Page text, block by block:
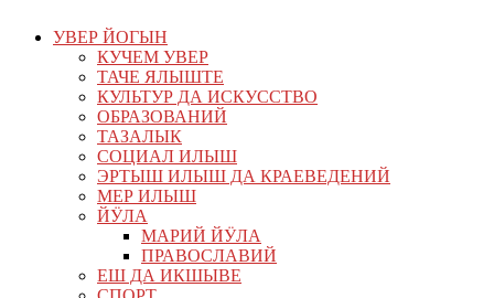
УВЕР ЙОГЫН
КУЧЕМ УВЕР
ТАЧЕ ЯЛЫШТЕ
КУЛЬТУР ДА ИСКУССТВО
ОБРАЗОВАНИЙ
ТАЗАЛЫК
СОЦИАЛ ИЛЫШ
ЭРТЫШ ИЛЫШ ДА КРАЕВЕДЕНИЙ
МЕР ИЛЫШ
ЙӰЛА
МАРИЙ ЙӰЛА
ПРАВОСЛАВИЙ
ЕШ ДА ИКШЫВЕ